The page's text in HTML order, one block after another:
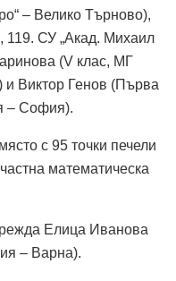
– Велико Търново),
119. СУ „Акад. Михаил
(V клас, МГ
и Виктор Генов (Първа
– София).
с 95 точки печели
математическа
Елица Иванова
– Варна).